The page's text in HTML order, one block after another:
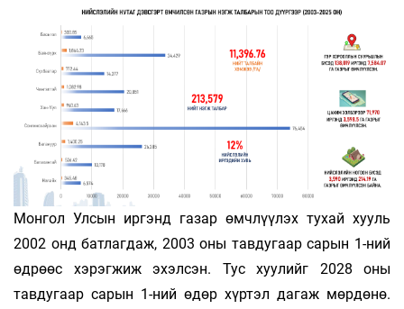
Монгол Улсын иргэнд газар өмчлүүлэх тухай хууль
2002 онд батлагдаж, 2003 оны тавдугаар сарын 1-ний
өдрөөс хэрэгжиж эхэлсэн. Тус хуулийг 2028 оны
тавдугаар сарын 1-ний өдөр хүртэл дагаж мөрдөнө.